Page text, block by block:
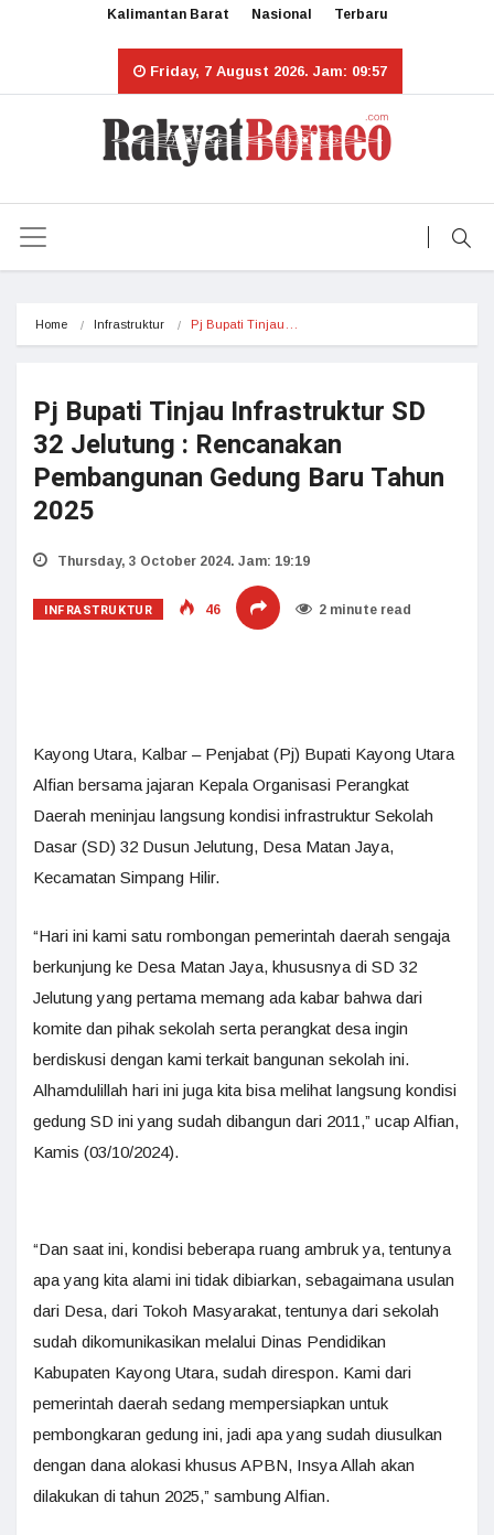
Kalimantan Barat Nasional Terbaru
Friday, 7 August 2026. Jam: 09:57
Home Infrastruktur Pj Bupati Tinjau…
Pj Bupati Tinjau Infrastruktur SD
32 Jelutung : Rencanakan
Pembangunan Gedung Baru Tahun
2025
Thursday, 3 October 2024. Jam: 19:19
INFRASTRUKTUR 46 2 minute read
Kayong Utara, Kalbar – Penjabat (Pj) Bupati Kayong Utara
Alfian bersama jajaran Kepala Organisasi Perangkat
Daerah meninjau langsung kondisi infrastruktur Sekolah
Dasar (SD) 32 Dusun Jelutung, Desa Matan Jaya,
Kecamatan Simpang Hilir.
“Hari ini kami satu rombongan pemerintah daerah sengaja
berkunjung ke Desa Matan Jaya, khususnya di SD 32
Jelutung yang pertama memang ada kabar bahwa dari
komite dan pihak sekolah serta perangkat desa ingin
berdiskusi dengan kami terkait bangunan sekolah ini.
Alhamdulillah hari ini juga kita bisa melihat langsung kondisi
gedung SD ini yang sudah dibangun dari 2011,” ucap Alfian,
Kamis (03/10/2024).
“Dan saat ini, kondisi beberapa ruang ambruk ya, tentunya
apa yang kita alami ini tidak dibiarkan, sebagaimana usulan
dari Desa, dari Tokoh Masyarakat, tentunya dari sekolah
sudah dikomunikasikan melalui Dinas Pendidikan
Kabupaten Kayong Utara, sudah direspon. Kami dari
pemerintah daerah sedang mempersiapkan untuk
pembongkaran gedung ini, jadi apa yang sudah diusulkan
dengan dana alokasi khusus APBN, Insya Allah akan
dilakukan di tahun 2025,” sambung Alfian.